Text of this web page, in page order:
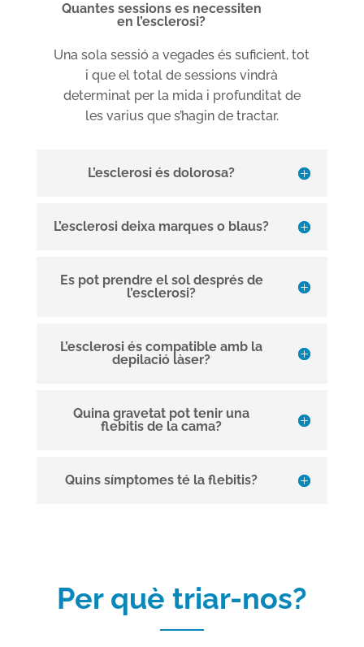
Quantes sessions es necessiten
en l’esclerosi?
Una sola sessió a vegades és suficient, tot
i que el total de sessions vindrà
determinat per la mida i profunditat de
les varius que s’hagin de tractar.
L’esclerosi és dolorosa?
L’esclerosi deixa marques o blaus?
Es pot prendre el sol després de
l’esclerosi?
L’esclerosi és compatible amb la
depilació làser?
Quina gravetat pot tenir una
flebitis de la cama?
Quins símptomes té la flebitis?
Per què triar-nos?